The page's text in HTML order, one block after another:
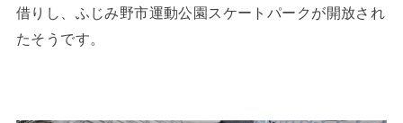
借りし、ふじみ野市運動公園スケートパークが開放され
たそうです。